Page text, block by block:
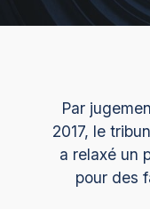
Par
2017, le
a relaxé un
pour des